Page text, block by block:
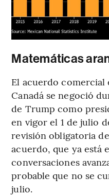
Matemáticas
El acuerdo comercial
Canadá se negoció
de Trump como
en vigor el 1 de julio
revisión obligatoria
acuerdo, que ya está
conversaciones
probable que no se
julio.